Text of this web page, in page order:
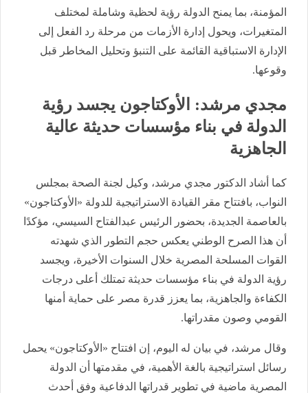
المؤمنة، بما يمنح الدولة رؤية لحظية وشاملة لمختلف
المتغيرات، ويحول إدارة الأزمات من مرحلة رد الفعل إلى
الإدارة الاستباقية القائمة على التنبؤ وتحليل المخاطر قبل
وقوعها.
مجدي مرشد: الأوكتاجون يجسد رؤية
الدولة في بناء مؤسسات حديثة عالية
الجاهزية
كما أشاد الدكتور مجدي مرشد، وكيل لجنة الصحة بمجلس
النواب، بافتتاح مقر القيادة الاستراتيجية للدولة «الأوكتاجون»
بالعاصمة الجديدة، بحضور الرئيس عبدالفتاح السيسي، مؤكدًا
أن هذا الصرح الوطني يعكس حجم التطور الذي شهدته
القوات المسلحة المصرية خلال السنوات الأخيرة، ويجسد
رؤية الدولة في بناء مؤسسات حديثة تمتلك أعلى درجات
الكفاءة والجاهزية، بما يعزز قدرة مصر على حماية أمنها
القومي وصون مقدراتها.
وقال مرشد، في بيان له اليوم، إن افتتاح «الأوكتاجون» يحمل
رسائل استراتيجية بالغة الأهمية، في مقدمتها أن الدولة
المصرية ماضية في تطوير قدراتها الدفاعية وفق أحدث